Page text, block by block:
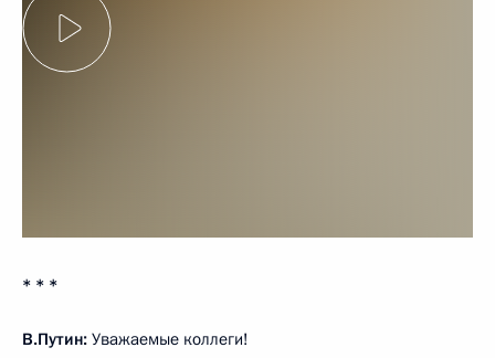
* * *
В.Путин: Уважаемые коллеги!